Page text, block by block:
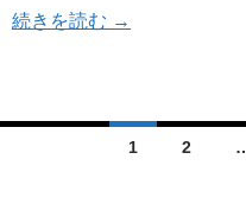
続きを読む 極地動物館エ
→
1 2